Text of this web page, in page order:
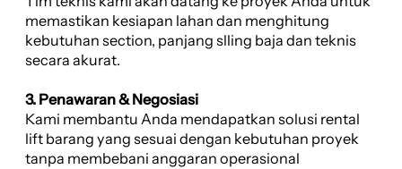
memastikan kesiapan lahan dan menghitung
kebutuhan section, panjang slling baja dan teknis
secara akurat.
3. Penawaran & Negosiasi
Kami membantu Anda mendapatkan solusi rental
lift barang yang sesuai dengan kebutuhan proyek
tanpa membebani anggaran operasional